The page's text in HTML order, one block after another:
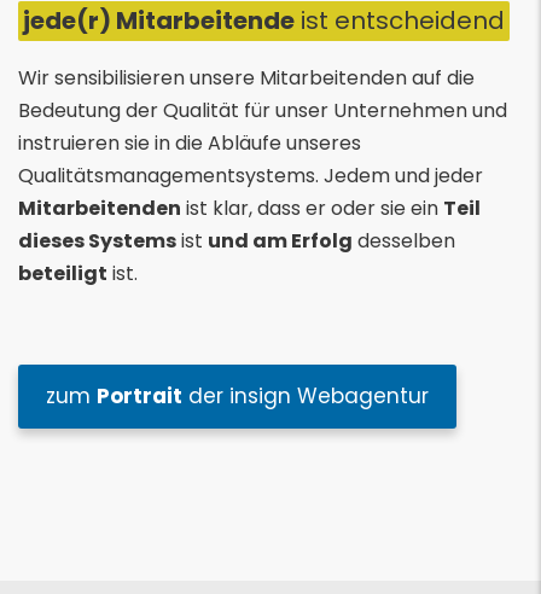
jede(r) Mitarbeitende ist entscheidend
Wir sensibilisieren unsere Mitarbeitenden auf die
Bedeutung der Qualität für unser Unternehmen und
instruieren sie in die Abläufe unseres
Qualitätsmanagementsystems. Jedem und jeder
Mitarbeitenden ist klar, dass er oder sie ein Teil
dieses Systemsist und am Erfolg desselben
beteiligt ist.
zum Portrait der insign Webagentur